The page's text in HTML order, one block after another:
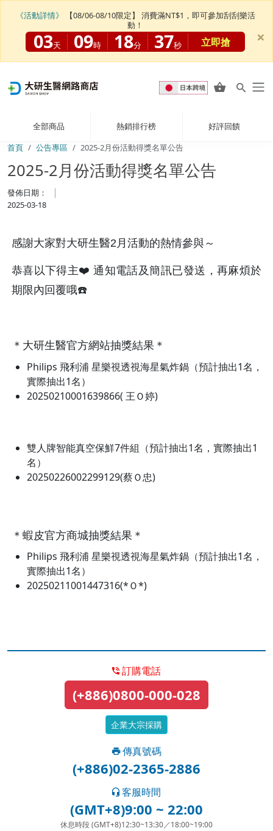
全部商品 熱銷排行榜
好評回饋
首頁
公告專區 2025-2月份活動得獎名單公告
2025-2月份活動得獎名單公告
發佈日期：
2025-03-18
感謝大家對大研生醫2月活動的熱情參與～
恭喜以下得主❤️ 通知電話及簡訊已發送，再麻煩於
期限內回覆哦☎️
＊大研生醫官方網站抽獎結果＊
Philips 飛利浦 星樂視透視海星氣炸鍋（預計抽出1名，
實際抽出1名）
20250210001639866( 王Ｏ婷)
雙人牌智能真空保鮮7件組（預計抽出1名，實際抽出1
名）
20250226002299129(蔡Ｏ忠)
＊蝦皮官方商城抽獎結果＊
Philips 飛利浦 星樂視透視海星氣炸鍋（預計抽出1名，
實際抽出1名）
20250211001447316(*Ｏ*)
訂購電話
(+886)0800-000-028
企業大宗採購
傳真號碼
(+886)02-2365-2886
客服時間
(GMT+8)9:00 ~ 22:00
休息時段 (GMT+8)12:30~13:30／18:00~19:00
《活動詳情》
【08/06-08/10限定】 消費滿NT$1，即可參加刮刮樂活
動！
03天 09時 18分 37秒 立即搶 ×